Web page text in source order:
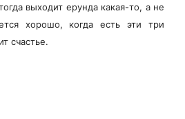
выходит ерунда какая-то, а не
хорошо, когда есть эти три
счастье.